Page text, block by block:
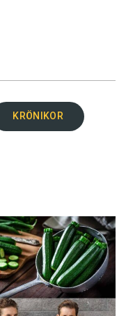
KRÖNIKOR